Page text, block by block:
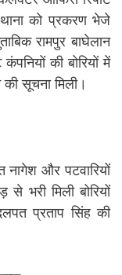
को प्रकरण भेजे
रामपुर बाघेलान
की बोरियों में
सूचना मिली।
और पटवारियों
भरी मिली बोरियों
प्रताप सिंह की